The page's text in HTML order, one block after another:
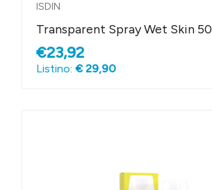
ISDIN
Transparent Spray Wet Skin 50
€23,92
Listino: € 29,90